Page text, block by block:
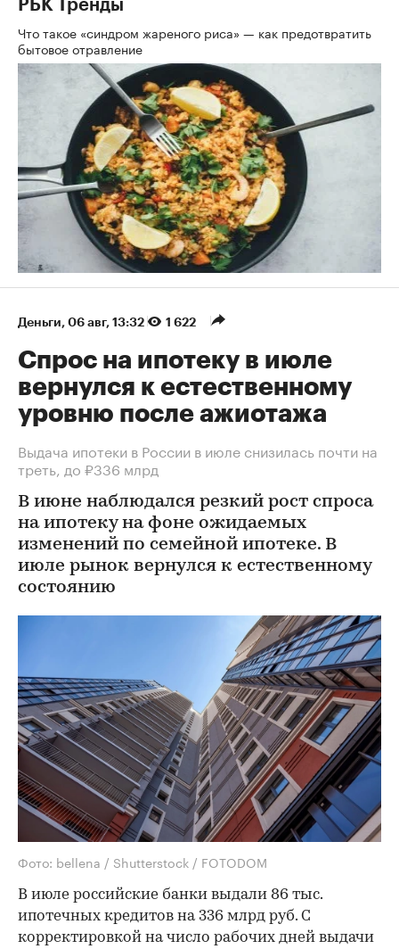
РБК Тренды
Что такое «синдром жареного риса» — как предотвратить
бытовое отравление
Деньги 06 авг, 13:32 1 622
Спрос на ипотеку в июле
вернулся к естественному
уровню после ажиотажа
Выдача ипотеки в России в июле снизилась почти на
треть, до ₽336 млрд
В июне наблюдался резкий рост спроса
на ипотеку на фоне ожидаемых
изменений по семейной ипотеке. В
июле рынок вернулся к естественному
состоянию
Фото: bellena / Shutterstock / FOTODOM
В июле российские банки выдали 86 тыс.
ипотечных кредитов на 336 млрд руб. С
корректировкой на число рабочих дней выдачи